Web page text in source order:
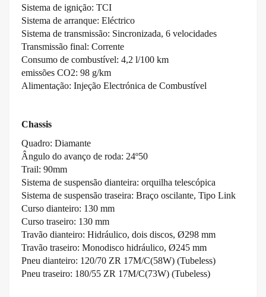
Sistema de ignição: TCI
Sistema de arranque: Eléctrico
Sistema de transmissão: Sincronizada, 6 velocidades
Transmissão final: Corrente
Consumo de combustível: 4,2 l/100 km
emissões CO2: 98 g/km
Alimentação: Injeção Electrónica de Combustível
Chassis
Quadro: Diamante
Ângulo do avanço de roda: 24º50
Trail: 90mm
Sistema de suspensão dianteira: orquilha telescópica
Sistema de suspensão traseira: Braço oscilante, Tipo Link
Curso dianteiro: 130 mm
Curso traseiro: 130 mm
Travão dianteiro: Hidráulico, dois discos, Ø298 mm
Travão traseiro: Monodisco hidráulico, Ø245 mm
Pneu dianteiro: 120/70 ZR 17M/C(58W) (Tubeless)
Pneu traseiro: 180/55 ZR 17M/C(73W) (Tubeless)